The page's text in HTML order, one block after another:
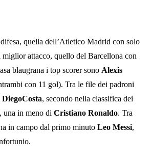
quella dell’Atletico Madrid con solo
miglior attacco, quello del Barcellona con
blaugrana i top scorer sono Alexis
con 11 gol). Tra le file dei padroni
DiegoCosta, secondo nella classifica dei
una in meno di Cristiano Ronaldo. Tra
in campo dal primo minuto Leo Messi,